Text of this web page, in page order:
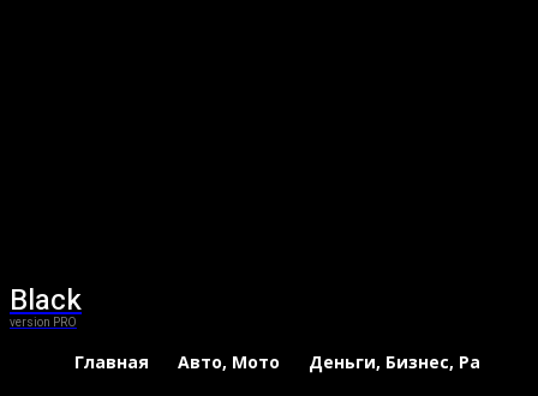
Black
version PRO
Главная Авто, Мото Деньги, Бизнес, Работа